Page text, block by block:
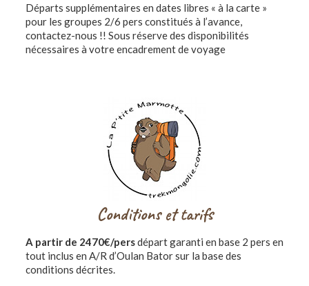
Départs supplémentaires en dates libres « à la carte »
pour les groupes 2/6 pers constitués à l’avance,
contactez-nous !! Sous réserve des disponibilités
nécessaires à votre encadrement de voyage
Conditions et tarifs
A partir de 2470€/persdépart garanti en base 2 pers en
tout inclus en A/R d’Oulan Bator sur la base des
conditions décrites.